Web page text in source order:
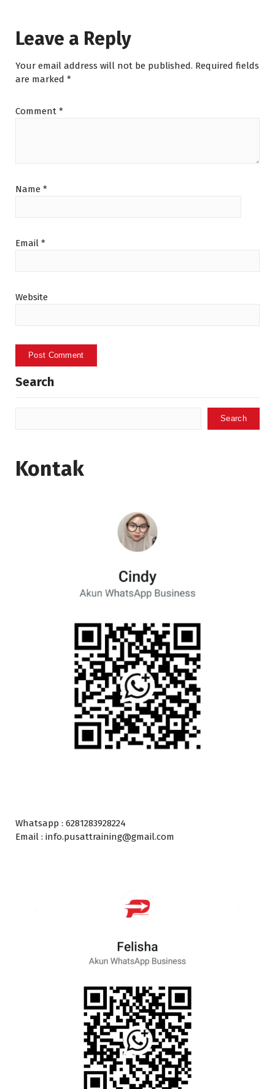
Leave a Reply
Your email address will not be published. Required fields
are marked *
Comment *
Name *
Email *
Website
Search
Search
Kontak
Whatsapp : 6281283928224
Email : info.pusattraining@gmail.com